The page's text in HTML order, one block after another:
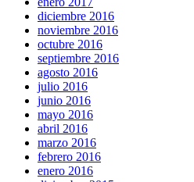
diciembre 2016
noviembre 2016
octubre 2016
septiembre 2016
agosto 2016
julio 2016
junio 2016
mayo 2016
abril 2016
marzo 2016
febrero 2016
enero 2016